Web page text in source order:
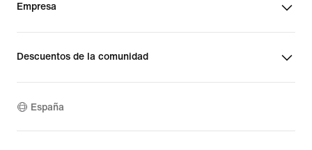
Empresa
Descuentos de la comunidad
España